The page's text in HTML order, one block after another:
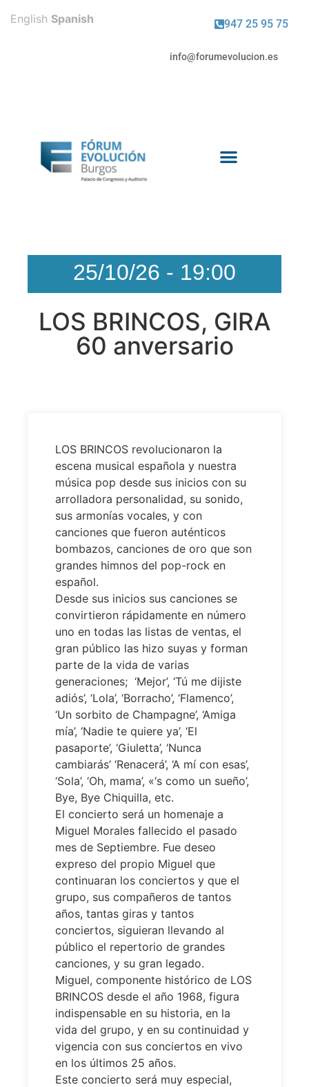
947 25 95 75
info@forumevolucion.es
25/10/26 - 19:00
LOS BRINCOS, GIRA
60 anversario
LOS BRINCOS revolucionaron la
escena musical española y nuestra
música pop desde sus inicios con su
arrolladora personalidad, su sonido,
sus armonías vocales, y con
canciones que fueron auténticos
bombazos, canciones de oro que son
grandes himnos del pop-rock en
español.
Desde sus inicios sus canciones se
convirtieron rápidamente en número
uno en todas las listas de ventas, el
gran público las hizo suyas y forman
parte de la vida de varias
generaciones; ‘Mejor’, ‘Tú me dijiste
adiós’, ‘Lola’, ‘Borracho’, ‘Flamenco’,
‘Un sorbito de Champagne’, ‘Amiga
mía’, ‘Nadie te quiere ya’, ‘El
pasaporte’, ‘Giuletta’, ‘Nunca
cambiarás’ ‘Renacerá’, ‘A mí con esas’,
‘Sola’, ‘Oh, mama’, «‘s como un sueño’,
Bye, Bye Chiquilla, etc.
El concierto será un homenaje a
Miguel Morales fallecido el pasado
mes de Septiembre. Fue deseo
expreso del propio Miguel que
continuaran los conciertos y que el
grupo, sus compañeros de tantos
años, tantas giras y tantos
conciertos, siguieran llevando al
público el repertorio de grandes
canciones, y su gran legado.
Miguel, componente histórico de LOS
BRINCOS desde el año 1968, figura
indispensable en su historia, en la
vida del grupo, y en su continuidad y
vigencia con sus conciertos en vivo
en los últimos 25 años.
Este concierto será muy especial,
English Spanish